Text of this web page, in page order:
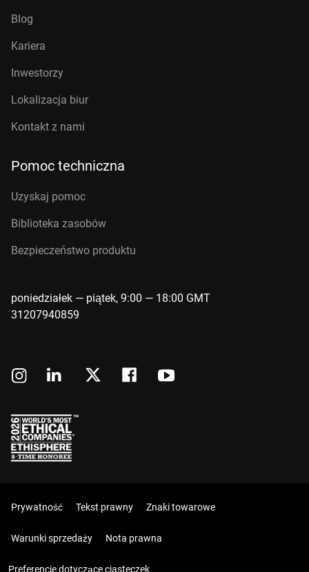
Blog
Kariera
Inwestorzy
Lokalizacja biur
Kontakt z nami
Pomoc techniczna
Uzyskaj pomoc
Biblioteka zasobów
Bezpieczeństwo produktu
poniedziałek — piątek, 9:00 — 18:00 GMT
31207940859
Prywatność Tekst prawny Znaki towarowe
Warunki sprzedaży Nota prawna
Preferencje dotyczące ciasteczek